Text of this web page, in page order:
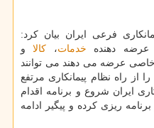
فرعی ایران بیان كرد:
عرضه دهنده خدمات، كالاو
عرضه می دهند می توانند
از راه نظام پیمانكاری مرتفع
ایران شروع و برنامه اقدام
برنامه ریزی كرده و پیگیر ادامه